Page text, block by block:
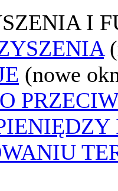
I
(nowe